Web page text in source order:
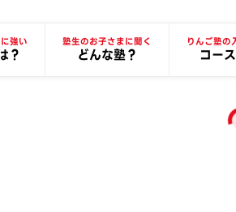
強い
？
塾生のお子さまに聞く
どんな塾？
りんご塾の
コー